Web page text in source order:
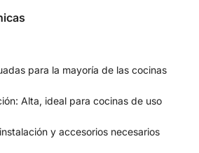
para la mayoría de las cocinas
Alta, ideal para cocinas de uso
y accesorios necesarios